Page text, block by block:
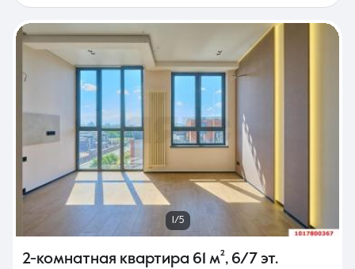
1/5
2-комнатная квартира 61 м², 6/7 эт.